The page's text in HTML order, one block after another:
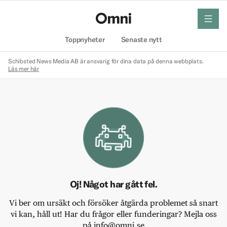
Toppnyheter Senaste nytt
meny
Schibsted News Media AB är ansvarig för dina data på denna webbplats.
Läs mer här
Oj! Något har gått fel.
Vi ber om ursäkt och försöker åtgärda problemet så snart
vi kan, håll ut! Har du frågor eller funderingar? Mejla oss